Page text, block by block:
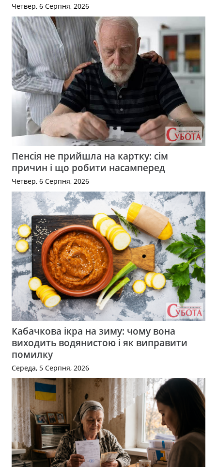
Четвер, 6 Серпня, 2026
Пенсія не прийшла на картку: сім
причин і що робити насамперед
Четвер, 6 Серпня, 2026
Кабачкова ікра на зиму: чому вона
виходить водянистою і як виправити
помилку
Середа, 5 Серпня, 2026